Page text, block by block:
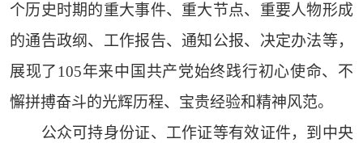
个历史时期的重大事件、重大节点、重要人物形成
的通告政纲、工作报告、通知公报、决定办法等，
展现了105年来中国共产党始终践行初心使命、不
懈拼搏奋斗的光辉历程、宝贵经验和精神风范。
公众可持身份证、工作证等有效证件，到中央